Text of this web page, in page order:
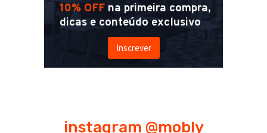
10% OFF na primeira compra,
dicas e conteúdo exclusivo
Inscrever
instagram @mobly